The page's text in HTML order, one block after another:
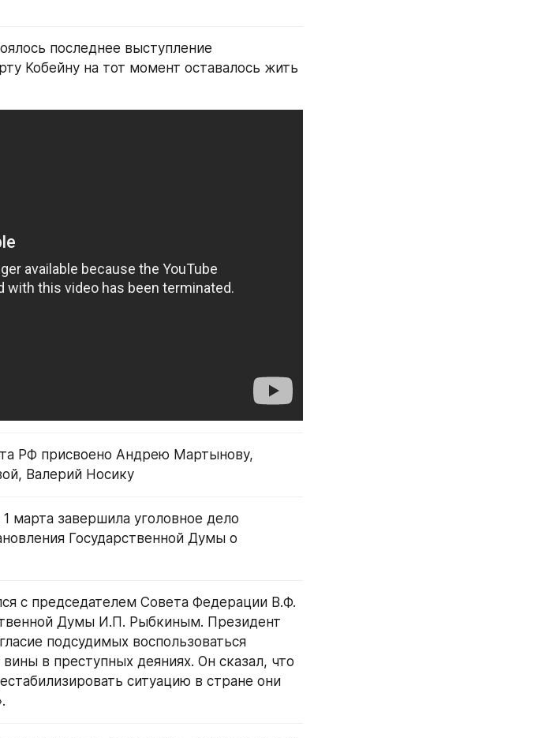
последнее выступление
Кобейну на тот момент оставалось жить
РФ присвоено Андрею Мартынову,
Валерий Носику
марта завершила уголовное дело
Государственной Думы о
с председателем Совета Федерации В.Ф.
Думы И.П. Рыбкиным. Президент
подсудимых воспользоваться
в преступных деяниях. Он сказал, что
ситуацию в стране они